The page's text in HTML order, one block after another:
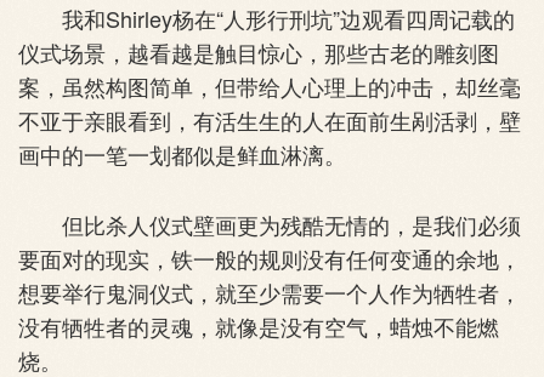
我和Shirley杨在“人形行刑坑”边观看四周记载的
仪式场景，越看越是触目惊心，那些古老的雕刻图
案，虽然构图简单，但带给人心理上的冲击，却丝毫
不亚于亲眼看到，有活生生的人在面前生剐活剥，壁
画中的一笔一划都似是鲜血淋漓。
但比杀人仪式壁画更为残酷无情的，是我们必须
要面对的现实，铁一般的规则没有任何变通的余地，
想要举行鬼洞仪式，就至少需要一个人作为牺牲者，
没有牺牲者的灵魂，就像是没有空气，蜡烛不能燃
烧。